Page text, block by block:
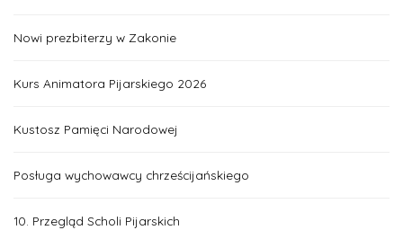
Nowi prezbiterzy w Zakonie
Kurs Animatora Pijarskiego 2026
Kustosz Pamięci Narodowej
Posługa wychowawcy chrześcijańskiego
10. Przegląd Scholi Pijarskich